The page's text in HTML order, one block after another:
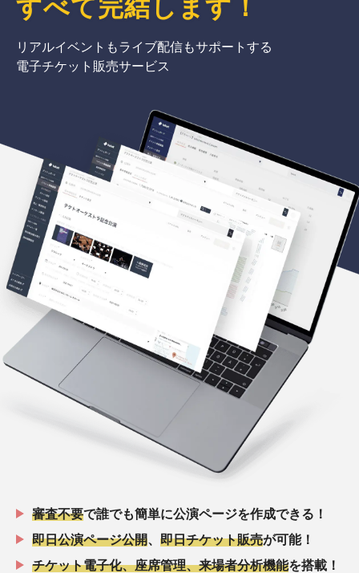
リアルイベントもライブ配信もサポートする
電子チケット販売サービス
審査不要で誰でも簡単に公演ページを作成できる！
即日公演ページ公開
即日チケット販売が可能！
チケット電子化、座席管理、来場者分析機能を搭載！